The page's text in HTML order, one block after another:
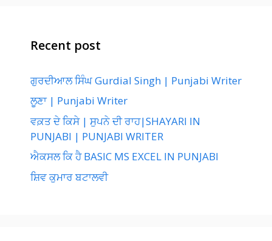
Recent post
ਗੁਰਦੀਆਲ ਸਿੰਘ Gurdial Singh | Punjabi Writer
ਲੂਣਾ | Punjabi Writer
ਵਕ਼ਤ ਦੇ ਕਿਸੇ | ਸੁਪਨੇ ਦੀ ਰਾਹ|SHAYARI IN
PUNJABI | PUNJABI WRITER
ਐਕਸਲ ਕਿ ਹੈ BASIC MS EXCEL IN PUNJABI
ਸ਼ਿਵ ਕੁਮਾਰ ਬਟਾਲਵੀ